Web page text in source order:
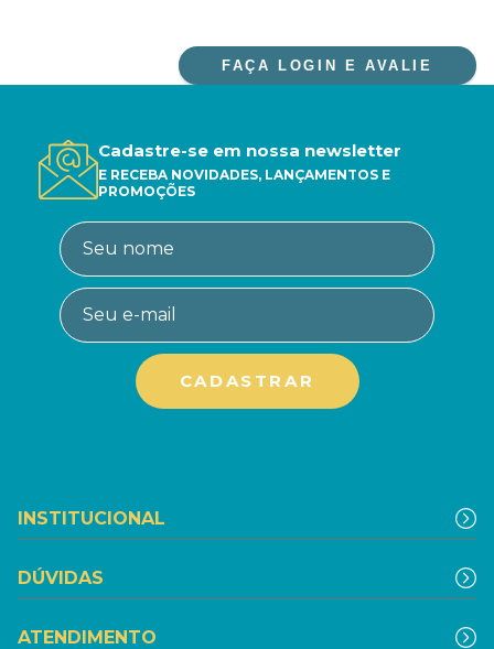
FAÇA LOGIN E AVALIE
Cadastre-se em nossa newsletter
E RECEBA NOVIDADES, LANÇAMENTOS E
PROMOÇÕES
INSTITUCIONAL
DÚVIDAS
ATENDIMENTO